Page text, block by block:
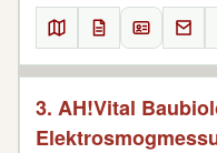
3. AH!Vital